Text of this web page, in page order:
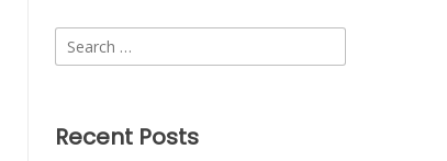
Search
for:
Recent Posts